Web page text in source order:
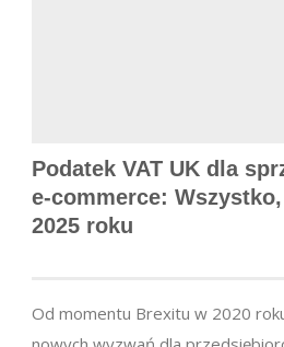
Podatek VAT UK dla
e-commerce:
2025 roku
Od momentu Brexitu w 2020